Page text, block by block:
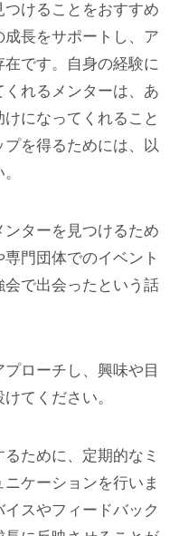
けることをおすすめ
長をサポートし、ア
在です。自身の経験に
れるメンターは、あ
になってくれること
を得るためには、以
ターを見つけるため
門団体でのイベント
で出会ったという話
ローチし、興味や目
てください。
ために、定期的なミ
ケーションを行いま
スやフィードバック